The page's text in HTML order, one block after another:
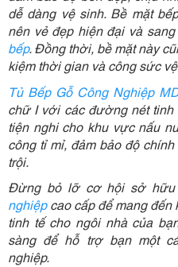
dễ dàng vệ sinh. Bề mặt
nên vẻ đẹp hiện đại và
bếp. Đồng thời, bề mặt này
kiệm thời gian và công sức
Tủ Bếp Gỗ Công Nghiệp
chữ I với các đường nét
tiện nghi cho khu vực nấu
công tỉ mỉ, đảm bảo độ
trội.
Đừng bỏ lỡ cơ hội sở hữu
nghiệp cao cấp để mang đến
tinh tế cho ngôi nhà của
sàng để hỗ trợ bạn một
nghiệp.